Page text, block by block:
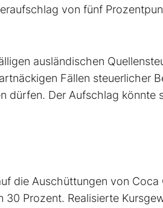
von fünf
ausländischen
Fällen steuerlicher
dürfen. Der Aufschlag könnte
die Auschüttungen von Coca
Prozent. Realisierte